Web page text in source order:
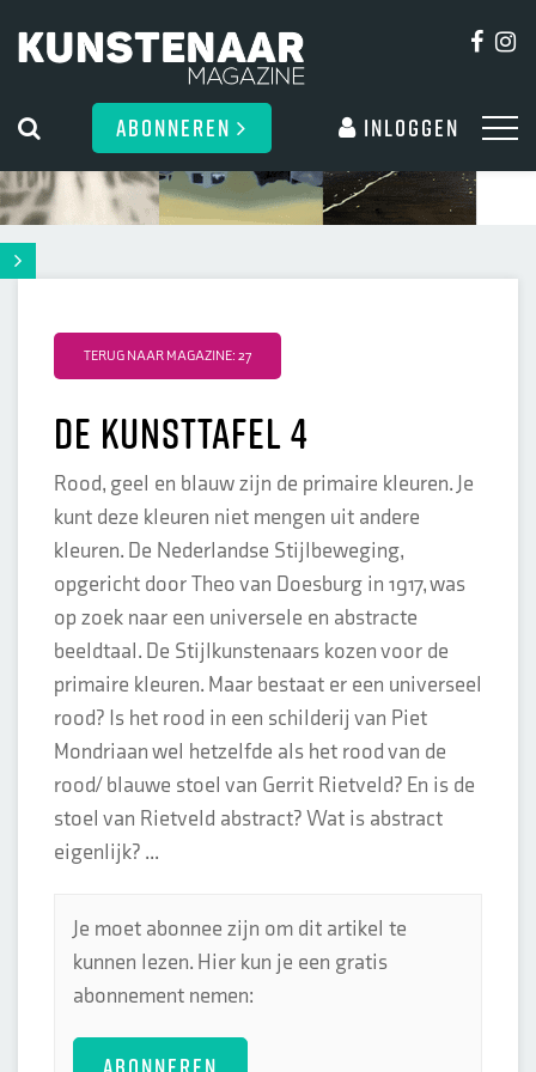
ABONNEREN Inloggen
TERUG NAAR MAGAZINE: 27
de kunsttafel 4
Rood, geel en blauw zijn de primaire kleuren. Je
kunt deze kleuren niet mengen uit andere
kleuren. De Nederlandse Stijlbeweging,
opgericht door Theo van Doesburg in 1917, was
op zoek naar een universele en abstracte
beeldtaal. De Stijlkunstenaars kozen voor de
primaire kleuren. Maar bestaat er een universeel
rood? Is het rood in een schilderij van Piet
Mondriaan wel hetzelfde als het rood van de
rood/ blauwe stoel van Gerrit Rietveld? En is de
stoel van Rietveld abstract? Wat is abstract
eigenlijk? ...
Je moet abonnee zijn om dit artikel te
kunnen lezen. Hier kun je een gratis
abonnement nemen: